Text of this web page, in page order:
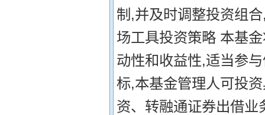
制,并及时调整投资组
场工具投资策略 本基
动性和收益性,适当参
标,本基金管理人可投
资、转融通证券出借